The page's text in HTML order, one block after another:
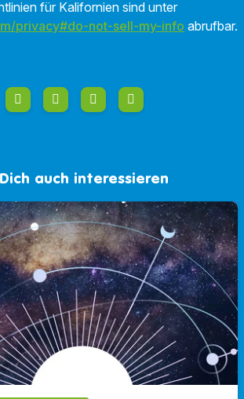
für Kalifornien sind unter
privacy#do-not-sell-my-info abrufbar.
auch interessieren